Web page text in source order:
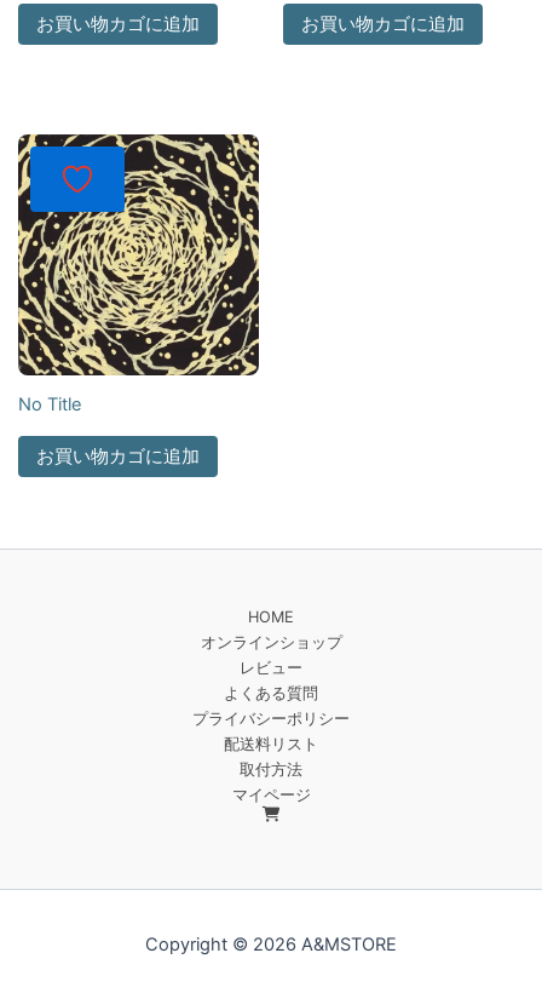
お買い物カゴに追加 お買い物カゴに追加
No Title
お買い物カゴに追加
HOME
オンラインショップ
レビュー
よくある質問
プライバシーポリシー
配送料リスト
取付方法
マイページ
Copyright © 2026 A&MSTORE